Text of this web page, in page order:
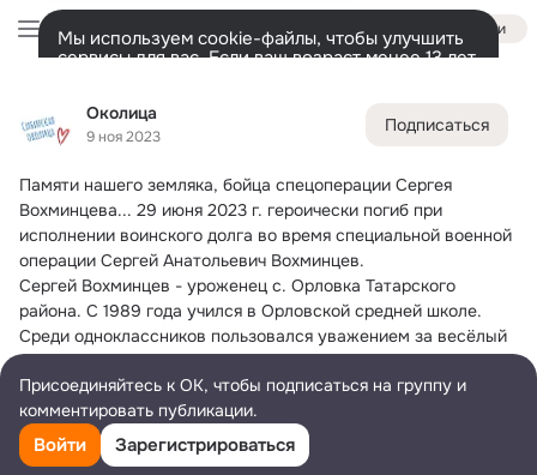
Околица
9 ноя 2023
Подписаться
Памяти нашего земляка, бойца спецоперации Сергея
Вохминцева... 29 июня 2023 г. героически погиб при
исполнении воинского долга во время специальной военной
операции Сергей Анатольевич Вохминцев.
Сергей Вохминцев - уроженец с. Орловка Татарского
района. С 1989 года учился в Орловской средней школе.
Среди одноклассников пользовался уважением за весёлый
нрав, бесконфликтность, умение сопереживать каждому. Он
любил свою семью, трепетно относился к брату, был опорой
для родителей.
Сергей умел дружить: друзья всегда могли рассчитывать на
его помощь. Окончил 11 классов. Мечтал получить
Войти
Мы используем cookie-файлы, чтобы улучшить
сервисы для вас. Если ваш возраст менее 13 лет,
Разрешить все
Лента Участники Ещё
Дополнительная
колонка
Всё59 259 Обсуждаемые
Присоединяйтесь к ОК, чтобы подписаться на группу и
комментировать публикации.
Войти Зарегистрироваться